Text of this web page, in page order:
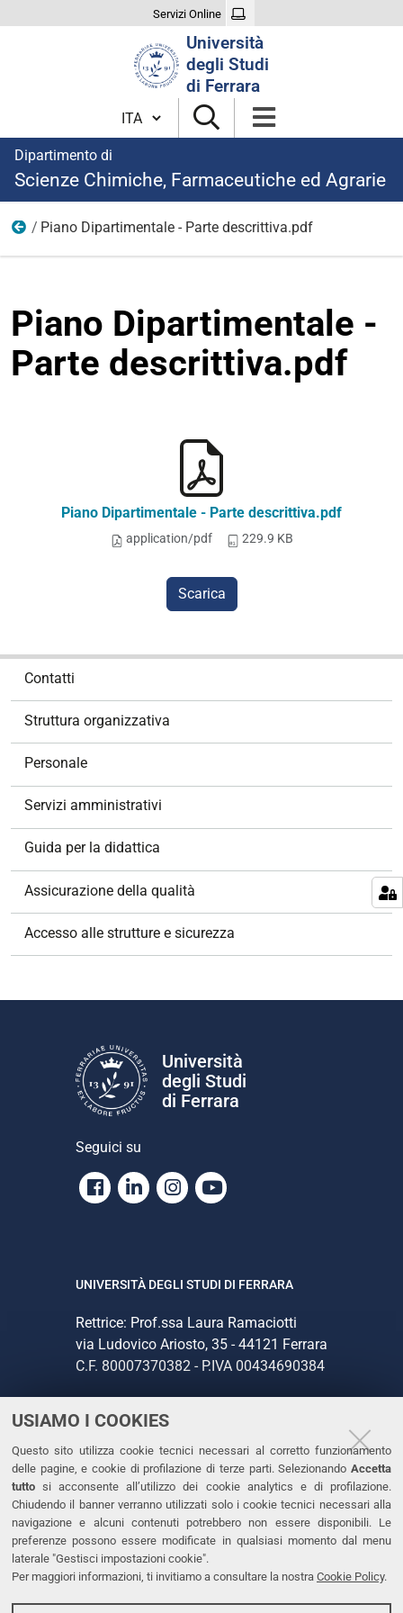
USIAMO I COOKIES
Questo sito utilizza cookie tecnici necessari al corretto funzionamento
delle pagine, e cookie di profilazione di terze parti. Selezionando Accetta
tutto si acconsente all’utilizzo dei cookie analytics e di profilazione.
Chiudendo il banner verranno utilizzati solo i cookie tecnici necessari alla
navigazione e alcuni contenuti potrebbero non essere disponibili. Le
preferenze possono essere modificate in qualsiasi momento dal menu
laterale "Gestisci impostazioni cookie".
Per maggiori informazioni, ti invitiamo a consultare la nostra Cookie Policy.
Servizi Online
Università
degli Studi
di Ferrara
Cambia lingua
Dipartimento di
Scienze Chimiche, Farmaceutiche ed Agrarie
Piano Dipartimentale 2024-2026
Piano Dipartimentale - Parte descrittiva.pdf
Piano Dipartimentale -
Parte descrittiva.pdf
Piano Dipartimentale - Parte descrittiva.pdf
application/pdf 229.9 KB
Scarica
Contatti
Struttura organizzativa
Personale
Servizi amministrativi
Guida per la didattica
Assicurazione della qualità
Accesso alle strutture e sicurezza
Università
degli Studi
di Ferrara
Seguici su
Facebook
LinkedinInstagram
Youtube
UNIVERSITÀ DEGLI STUDI DI FERRARA
Rettrice: Prof.ssa Laura Ramaciotti
via Ludovico Ariosto, 35 - 44121 Ferrara
C.F. 80007370382 - P.IVA 00434690384
CONTATTI
Tel. +39 0532 293111
Fax. +39 0532 293031
PEC
LINKS